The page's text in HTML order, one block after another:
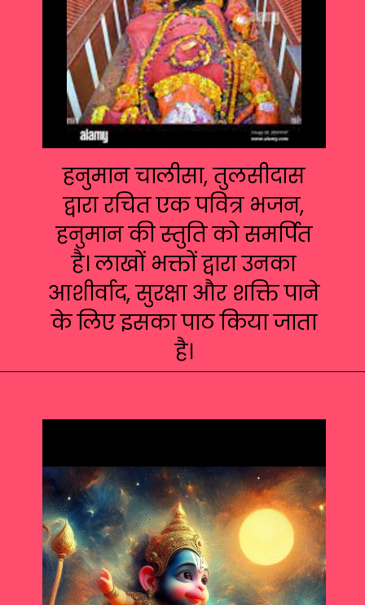
हनुमान चालीसा, तुलसीदास
द्वारा रचित एक पवित्र भजन,
हनुमान की स्तुति को समर्पित
है। लाखों भक्तों द्वारा उनका
आशीर्वाद, सुरक्षा और शक्ति पाने
के लिए इसका पाठ किया जाता
है।